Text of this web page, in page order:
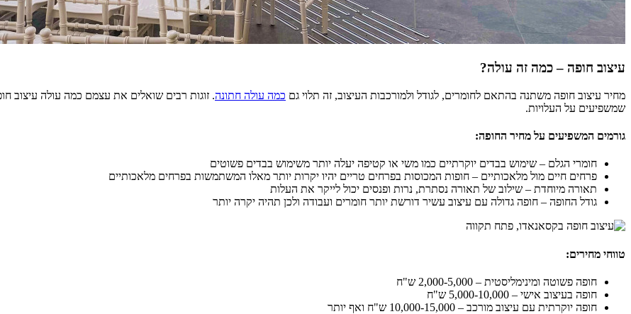
עיצוב חופה – כמה זה עולה?
מחיר עיצוב חופה משתנה בהתאם לחומרים, לגודל ולמורכבות העיצוב, זה תלוי גם כמה עולה חתונה. זוגות רבים שואלים את עצמם כמה עולה עיצוב
שמשפיעים על העלויות.
גורמים המשפיעים על מחיר החופה:
חומרי הגלם – שימוש בבדים יוקרתיים כמו משי או קטיפה יעלה יותר משימוש בבדים פשוטים
פרחים חיים מול מלאכותיים – חופות המכוסות בפרחים טריים יהיו יקרות יותר מאלו המשתמשות בפרחים מלאכותיים
תאורה מיוחדת – שילוב של תאורה נסתרת, נרות ופנסים יכול לייקר את העלות
גודל החופה – חופה גדולה עם עיצוב עשיר דורשת יותר חומרים ועבודה ולכן תהיה יקרה יותר
טווחי מחירים:
חופה פשוטה ומינימליסטית – 2,000-5,000 ש"ח
חופה בעיצוב אישי – 5,000-10,000 ש"ח
חופה יוקרתית עם עיצוב מורכב – 10,000-15,000 ש"ח ואף יותר